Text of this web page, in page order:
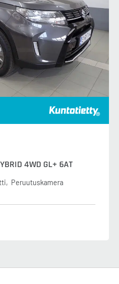
4WD GL+ 6AT
Peruutuskamera